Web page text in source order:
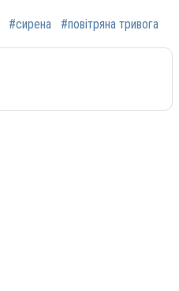
#сирена #повітряна тривога